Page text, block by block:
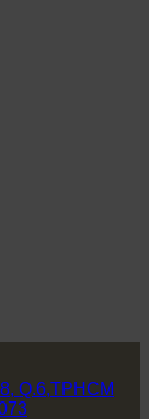
Q.6,TPHCM